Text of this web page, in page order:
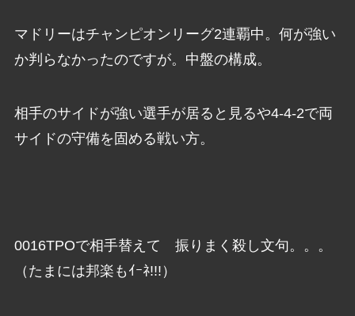
マドリーはチャンピオンリーグ2連覇中。何が強い
か判らなかったのですが。中盤の構成。
相手のサイドが強い選手が居ると見るや4-4-2で両
サイドの守備を固める戦い方。
0016TPOで相手替えて 振りまく殺し文句。。。
（たまには邦楽もｲｰﾈ!!!）